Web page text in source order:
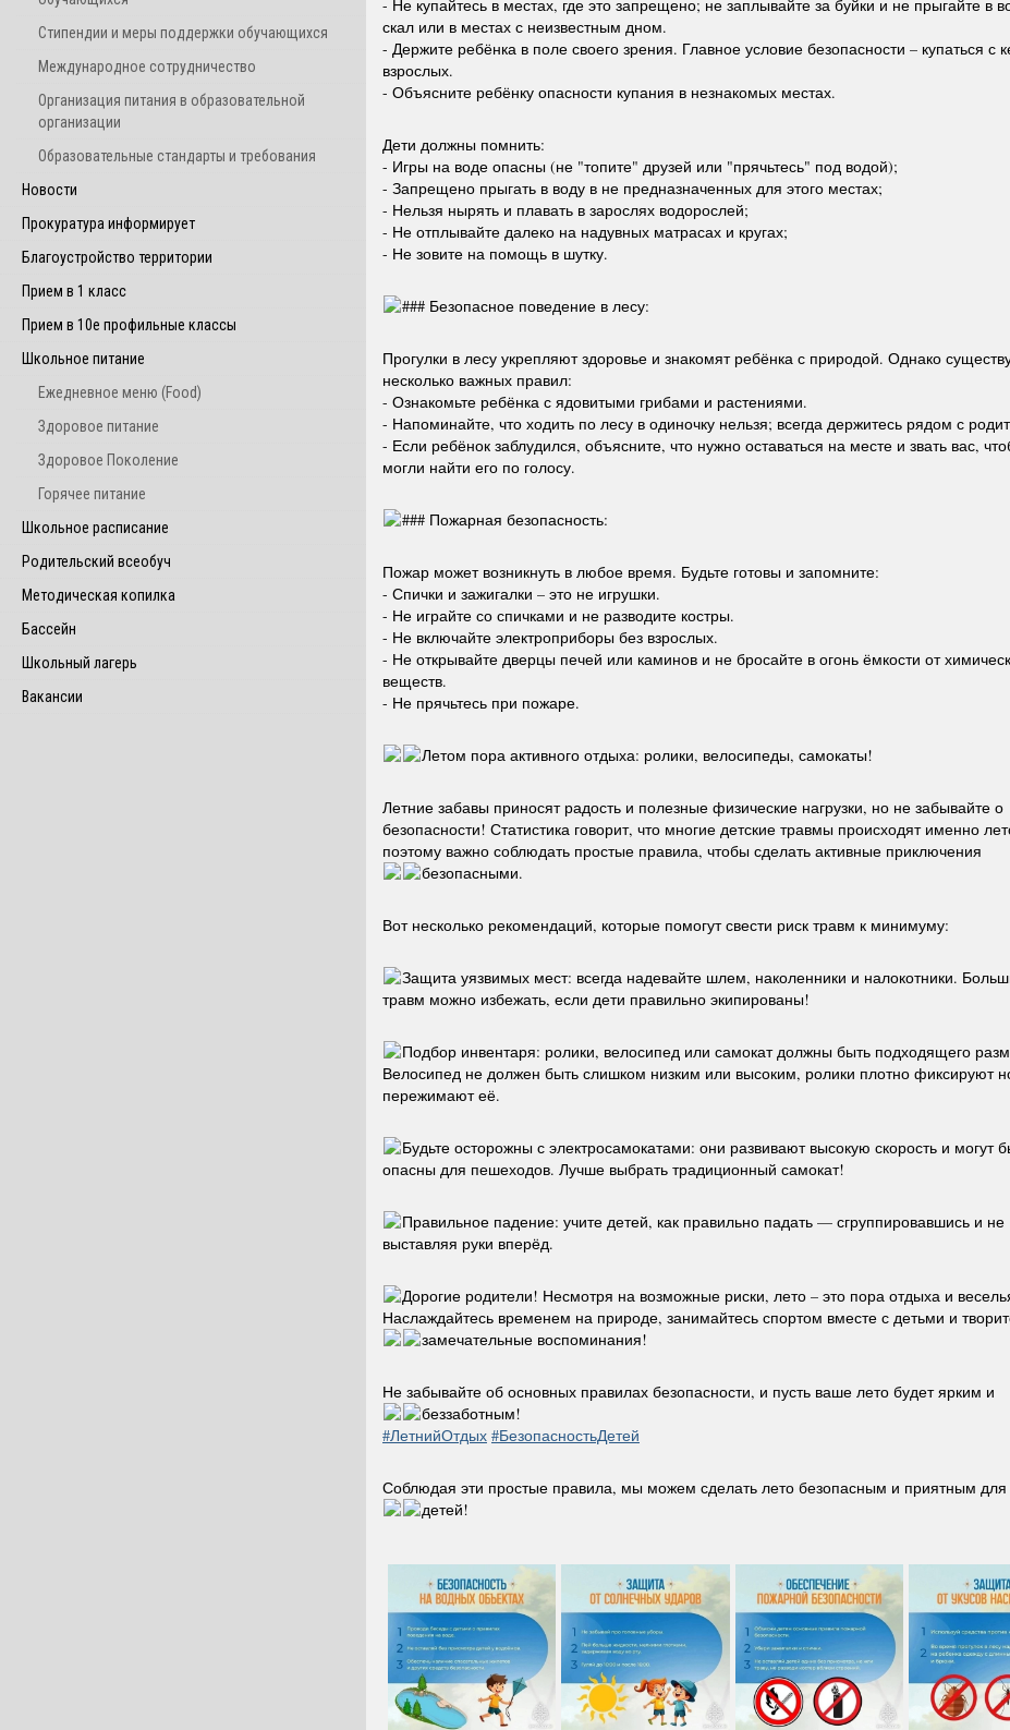
Стипендии и меры поддержки обучающихся
Международное сотрудничество
Организация питания в образовательной
организации
Образовательные стандарты и требования
Новости
Прокуратура информирует
Благоустройство территории
Прием в 1 класс
Прием в 10е профильные классы
Школьное питание
Ежедневное меню (Food)
Здоровое питание
Здоровое Поколение
Горячее питание
Школьное расписание
Родительский всеобуч
Методическая копилка
Бассейн
Школьный лагерь
Вакансии
- Не купайтесь в местах, где это запрещено; не заплывайте за буйки и не прыгайте в
скал или в местах с неизвестным дном.
- Держите ребёнка в поле своего зрения. Главное условие безопасности – купаться с
взрослых.
- Объясните ребёнку опасности купания в незнакомых местах.
Дети должны помнить:
- Игры на воде опасны (не "топите" друзей или "прячьтесь" под водой);
- Запрещено прыгать в воду в не предназначенных для этого местах;
- Нельзя нырять и плавать в зарослях водорослей;
- Не отплывайте далеко на надувных матрасах и кругах;
- Не зовите на помощь в шутку.
### Безопасное поведение в лесу:
Прогулки в лесу укрепляют здоровье и знакомят ребёнка с природой. Однако
несколько важных правил:
- Ознакомьте ребёнка с ядовитыми грибами и растениями.
- Напоминайте, что ходить по лесу в одиночку нельзя; всегда держитесь рядом с
- Если ребёнок заблудился, объясните, что нужно оставаться на месте и звать вас,
могли найти его по голосу.
### Пожарная безопасность:
Пожар может возникнуть в любое время. Будьте готовы и запомните:
- Спички и зажигалки – это не игрушки.
- Не играйте со спичками и не разводите костры.
- Не включайте электроприборы без взрослых.
- Не открывайте дверцы печей или каминов и не бросайте в огонь ёмкости от
веществ.
- Не прячьтесь при пожаре.
Летом пора активного отдыха: ролики, велосипеды, самокаты!
Летние забавы приносят радость и полезные физические нагрузки, но не забывайте о
безопасности! Статистика говорит, что многие детские травмы происходят именно
поэтому важно соблюдать простые правила, чтобы сделать активные приключения
безопасными.
Вот несколько рекомендаций, которые помогут свести риск травм к минимуму:
Защита уязвимых мест: всегда надевайте шлем, наколенники и налокотники.
травм можно избежать, если дети правильно экипированы!
Подбор инвентаря: ролики, велосипед или самокат должны быть подходящего
Велосипед не должен быть слишком низким или высоким, ролики плотно фиксируют
пережимают её.
Будьте осторожны с электросамокатами: они развивают высокую скорость и могут
опасны для пешеходов. Лучше выбрать традиционный самокат!
Правильное падение: учите детей, как правильно падать — сгруппировавшись и не
выставляя руки вперёд.
Дорогие родители! Несмотря на возможные риски, лето – это пора отдыха и
Наслаждайтесь временем на природе, занимайтесь спортом вместе с детьми и
замечательные воспоминания!
Не забывайте об основных правилах безопасности, и пусть ваше лето будет ярким и
беззаботным!
#ЛетнийОтдых #БезопасностьДетей
Соблюдая эти простые правила, мы можем сделать лето безопасным и приятным
детей!